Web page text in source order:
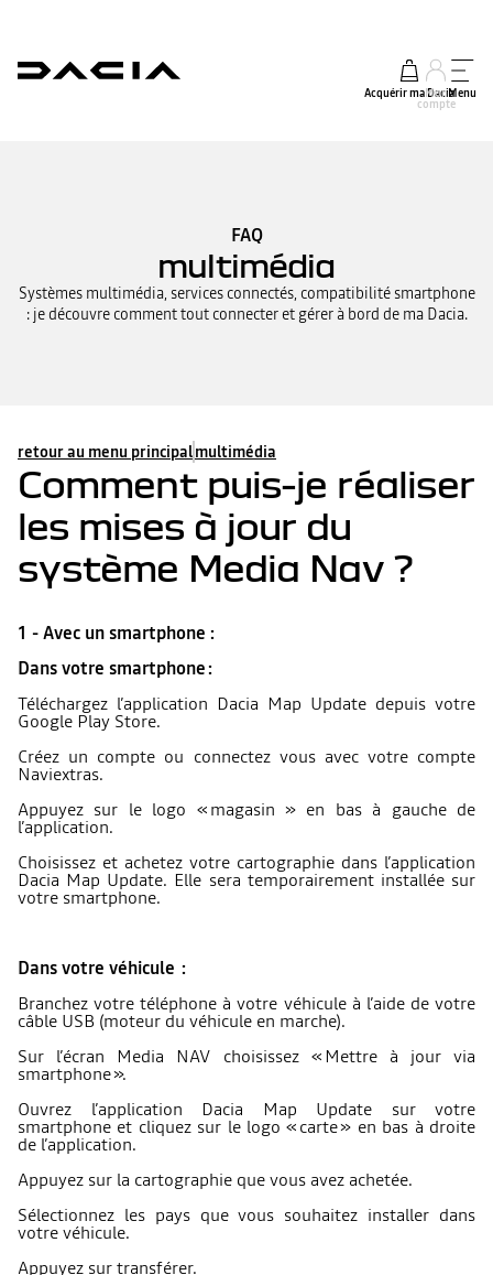
Acquérir ma Dacia
Mon
compte
Menu
FAQ
multimédia
Systèmes multimédia, services connectés, compatibilité smartphone
: je découvre comment tout connecter et gérer à bord de ma Dacia.
retour au menu principalmultimédia
Comment puis-je réaliser
les mises à jour du
système Media Nav ?
1 - Avec un smartphone :
Dans votre smartphone :
Téléchargez l’application Dacia Map Update depuis votre
Google Play Store.
Créez un compte ou connectez vous avec votre compte
Naviextras.
Appuyez sur le logo « magasin » en bas à gauche de
l’application.
Choisissez et achetez votre cartographie dans l’application
Dacia Map Update. Elle sera temporairement installée sur
votre smartphone.
Dans votre véhicule :
Branchez votre téléphone à votre véhicule à l’aide de votre
câble USB (moteur du véhicule en marche).
Sur l’écran Media NAV choisissez « Mettre à jour via
smartphone ».
Ouvrez l’application Dacia Map Update sur votre
smartphone et cliquez sur le logo « carte » en bas à droite
de l’application.
Appuyez sur la cartographie que vous avez achetée.
Sélectionnez les pays que vous souhaitez installer dans
votre véhicule.
Appuyez sur transférer.